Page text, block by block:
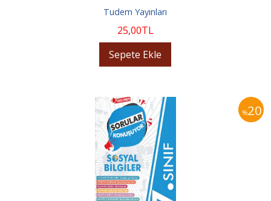
Tudem Yayınları
25,00TL
Sepete Ekle
%20